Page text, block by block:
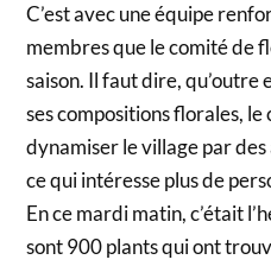
C’est avec une équipe
membres que le comité de
saison. Il faut dire,
ses compositions florales, le
dynamiser le village par
ce qui intéresse plus de
En ce mardi matin, c’était
sont 900 plants qui ont